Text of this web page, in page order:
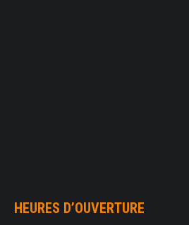
HEURES D’OUVERTURE